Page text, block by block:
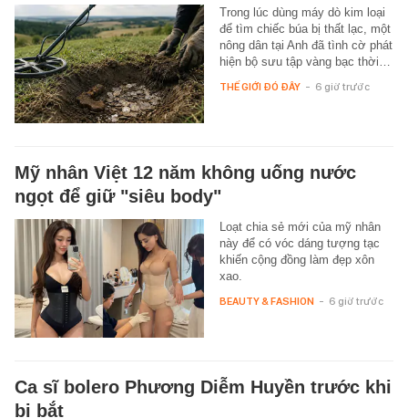
Trong lúc dùng máy dò kim loại
để tìm chiếc búa bị thất lạc, một
nông dân tại Anh đã tình cờ phát
hiện bộ sưu tập vàng bạc thời…
THẾ GIỚI ĐÓ ĐÂY - 6 giờ trước
Mỹ nhân Việt 12 năm không uống nước
ngọt để giữ "siêu body"
Loạt chia sẻ mới của mỹ nhân
này để có vóc dáng tượng tạc
khiến cộng đồng làm đẹp xôn
xao.
BEAUTY & FASHION - 6 giờ trước
Ca sĩ bolero Phương Diễm Huyền trước khi
bị bắt